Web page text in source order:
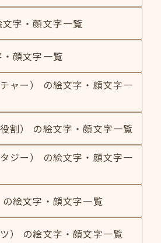
字・顔文字一覧
顔文字一覧
ャー） の絵文字・顔文字一
割） の絵文字・顔文字一覧
ジー） の絵文字・顔文字一
絵文字・顔文字一覧
） の絵文字・顔文字一覧